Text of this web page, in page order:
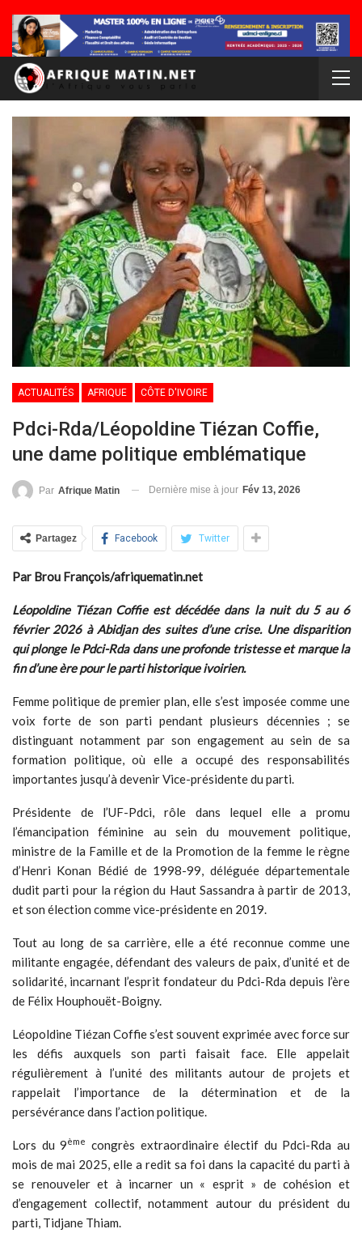
ACTUALITÉS AFRIQUE CÔTE D'IVOIRE
Pdci-Rda/Léopoldine Tiézan Coffie,
une dame politique emblématique
Par Afrique Matin Dernière mise à jour Fév 13, 2026
Partagez Facebook Twitter
Par Brou François/afriquematin.net
Léopoldine Tiézan Coffie est décédée dans la nuit du 5 au 6
février 2026 à Abidjan des suites d’une crise. Une disparition
qui plonge le Pdci-Rda dans une profonde tristesse et marque la
fin d’une ère pour le parti historique ivoirien.
Femme politique de premier plan, elle s’est imposée comme une
voix forte de son parti pendant plusieurs décennies ; se
distinguant notamment par son engagement au sein de sa
formation politique, où elle a occupé des responsabilités
importantes jusqu’à devenir Vice-présidente du parti.
Présidente de l’UF-Pdci, rôle dans lequel elle a promu
l’émancipation féminine au sein du mouvement politique,
ministre de la Famille et de la Promotion de la femme le règne
d’Henri Konan Bédié de 1998-99, déléguée départementale
dudit parti pour la région du Haut Sassandra à partir de 2013,
et son élection comme vice-présidente en 2019.
Tout au long de sa carrière, elle a été reconnue comme une
militante engagée, défendant des valeurs de paix, d’unité et de
solidarité, incarnant l’esprit fondateur du Pdci-Rda depuis l’ère
de Félix Houphouët-Boigny.
Léopoldine Tiézan Coffie s’est souvent exprimée avec force sur
les défis auxquels son parti faisait face. Elle appelait
régulièrement à l’unité des militants autour de projets et
rappelait l’importance de la détermination et de la
persévérance dans l’action politique.
Lors du 9ème
congrès extraordinaire électif du Pdci-Rda au
mois de mai 2025, elle a redit sa foi dans la capacité du parti à
se renouveler et à incarner un « esprit » de cohésion et
d’engagement collectif, notamment autour du président du
parti, Tidjane Thiam.